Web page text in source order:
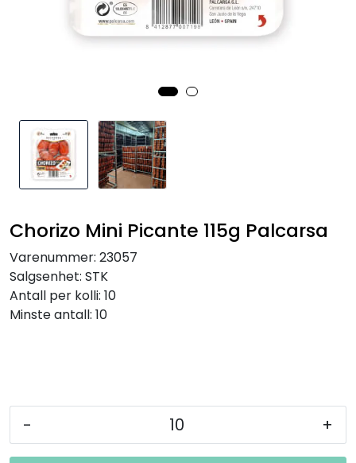
Chorizo Mini Picante 115g Palcarsa
Varenummer: 23057
Salgsenhet: STK
Antall per kolli: 10
Minste antall: 10
- +